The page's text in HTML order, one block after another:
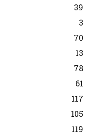
39
3
70
13
78
61
117
105
119